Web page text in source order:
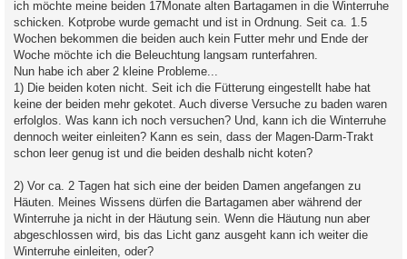
g
ich möchte meine beiden 17Monate alten Bartagamen in die Winterruhe
schicken. Kotprobe wurde gemacht und ist in Ordnung. Seit ca. 1.5
Wochen bekommen die beiden auch kein Futter mehr und Ende der
Woche möchte ich die Beleuchtung langsam runterfahren.
Nun habe ich aber 2 kleine Probleme...
1) Die beiden koten nicht. Seit ich die Fütterung eingestellt habe hat
keine der beiden mehr gekotet. Auch diverse Versuche zu baden waren
erfolglos. Was kann ich noch versuchen? Und, kann ich die Winterruhe
dennoch weiter einleiten? Kann es sein, dass der Magen-Darm-Trakt
schon leer genug ist und die beiden deshalb nicht koten?
2) Vor ca. 2 Tagen hat sich eine der beiden Damen angefangen zu
Häuten. Meines Wissens dürfen die Bartagamen aber während der
Winterruhe ja nicht in der Häutung sein. Wenn die Häutung nun aber
abgeschlossen wird, bis das Licht ganz ausgeht kann ich weiter die
Winterruhe einleiten, oder?